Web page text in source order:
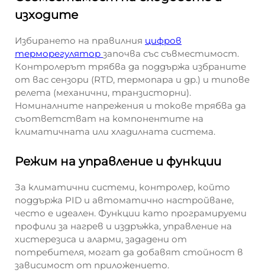
изходите
Избирането на правилния цифров
терморегулятор започва със съвместимост.
Контролерът трябва да поддържа избраните
от вас сензори (RTD, термопара и др.) и типове
релета (механични, транзисторни).
Номиналните напрежения и токове трябва да
съответстват на компонентите на
климатичната или хладилната система.
Режим на управление и функции
За климатични системи, контролер, който
поддържа PID и автоматично настройване,
често е идеален. Функции като програмируеми
профили за нагрев и издръжка, управление на
хистерезиса и аларми, зададени от
потребителя, могат да добавят стойност в
зависимост от приложението.